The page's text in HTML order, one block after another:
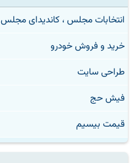
انتخابات مجلس ، کاندیدای مجلس
خرید و فروش خودرو
طراحی سایت
فیش حج
قیمت بیسیم